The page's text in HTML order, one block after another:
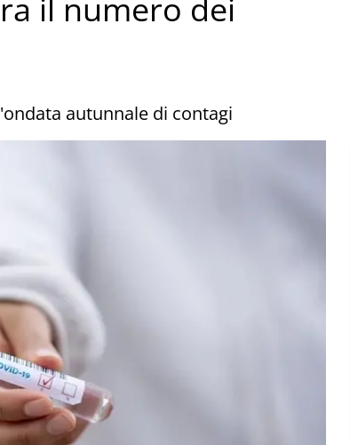
il numero dei
autunnale di contagi